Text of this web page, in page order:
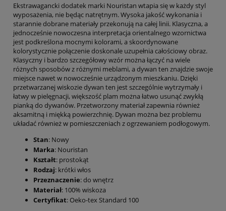
Ekstrawagancki dodatek marki Nouristan wtapia się w każdy styl
wyposażenia, nie będąc natrętnym. Wysoka jakość wykonania i
starannie dobrane materiały przekonują na całej linii. Klasyczna, a
jednocześnie nowoczesna interpretacja orientalnego wzornictwa
jest podkreślona mocnymi kolorami, a skoordynowane
kolorystycznie połączenie doskonale uzupełnia całościowy obraz.
Klasyczny i bardzo szczegółowy wzór można łączyć na wiele
różnych sposobów z różnymi meblami, a dywan ten znajdzie swoje
miejsce nawet w nowocześnie urządzonym mieszkaniu. Dzięki
przetwarzanej wiskozie dywan ten jest szczególnie wytrzymały i
łatwy w pielęgnacji, większość plam można łatwo usunąć zwykłą
pianką do dywanów. Przetworzony materiał zapewnia również
aksamitną i miękką powierzchnię. Dywan można bez problemu
układać również w pomieszczeniach z ogrzewaniem podłogowym.
Stan: Nowy
Marka: Nouristan
Kształt: prostokąt
Rodzaj: krótki włos
Przeznaczenie: do wnętrz
Materiał: 100% wiskoza
Certyfikat: Oeko-tex Standard 100